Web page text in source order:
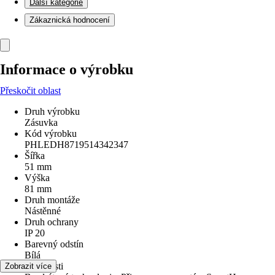
Další kategorie
Zákaznická hodnocení
Informace o výrobku
Přeskočit oblast
Druh výrobku
Zásuvka
Kód výrobku
PHLEDH8719514342347
Šířka
51 mm
Výška
81 mm
Druh montáže
Nástěnné
Druh ochrany
IP 20
Barevný odstín
Bílá
Vlastnosti
Zobrazit více